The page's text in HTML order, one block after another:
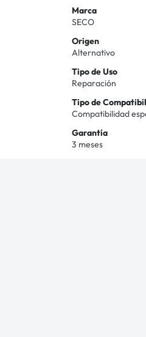
Marca
SECO
Origen
Alternativo
Tipo de Uso
Reparación
Tipo de
Compatibilidad
Garantía
3 meses